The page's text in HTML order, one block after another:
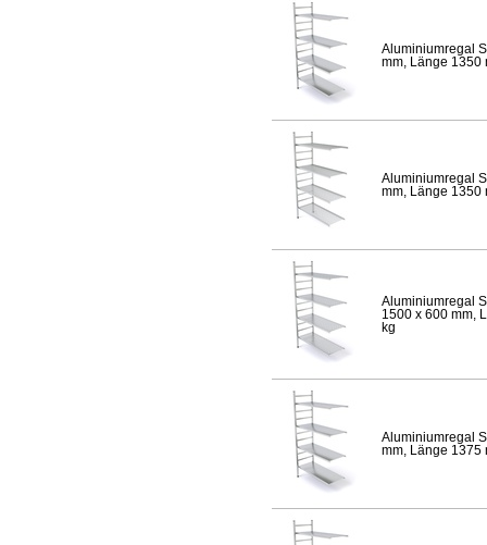
Aluminiumregal
mm, Länge 1350
Aluminiumregal
mm, Länge 1350
Aluminiumregal
1500 x 600 mm,
kg
Aluminiumregal
mm, Länge 1375